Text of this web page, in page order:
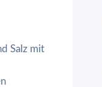
Salz mit